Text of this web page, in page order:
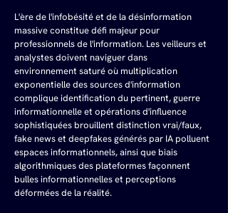
L'ère de l'infobésité et de la désinformation
massive constitue défi majeur pour
professionnels de l'information. Les veilleurs et
analystes doivent naviguer dans
environnement saturé où multiplication
exponentielle des sources d'information
complique identification du pertinent, guerre
informationnelle et opérations d'influence
sophistiquées brouillent distinction vrai/faux,
fake news et deepfakes générés par IA polluent
espaces informationnels, ainsi que biais
algorithmiques des plateformes façonnent
bulles informationnelles et perceptions
déformées de la réalité.